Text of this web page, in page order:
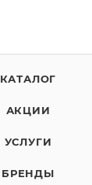
КАТАЛОГ
АКЦИИ
УСЛУГИ
БРЕНДЫ